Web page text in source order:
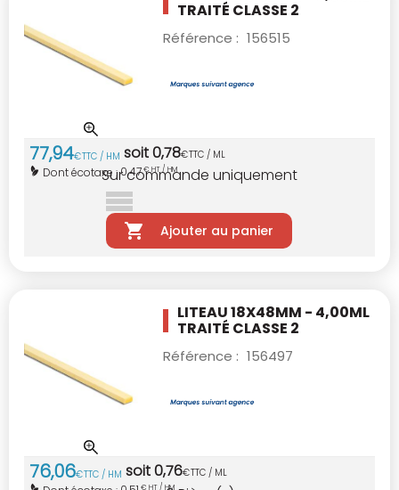
TRAITÉ CLASSE 2
Référence : 156515
77,94€TTC / HM soit0,78€TTC / ML
Dont écotaxe :0,47€ HT / HM
Sur commande uniquement
Ajouter au panier
LITEAU 18X48MM - 4,00ML
TRAITÉ CLASSE 2
Référence : 156497
76,06€TTC / HM soit0,76€TTC / ML